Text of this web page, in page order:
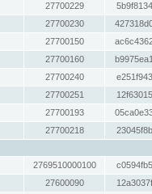
27700229
27700230
27700150
27700160
27700240
27700251
27700193
27700218
2769510000100
27600090